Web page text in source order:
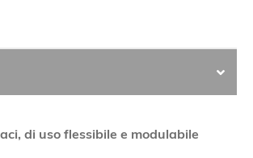
di uso flessibile e modulabile